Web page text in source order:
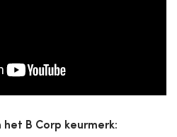
B Corp keurmerk: